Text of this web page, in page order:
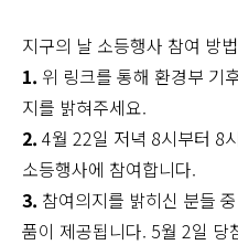
지구의 날 소등행사 참여 방
1. 위 링크를 통해 환경부 기
지를 밝혀주세요.
2. 4월 22일 저녁 8시부터 8
소등행사에 참여합니다.
3. 참여의지를 밝히신 분들
품이 제공됩니다. 5월 2일 당